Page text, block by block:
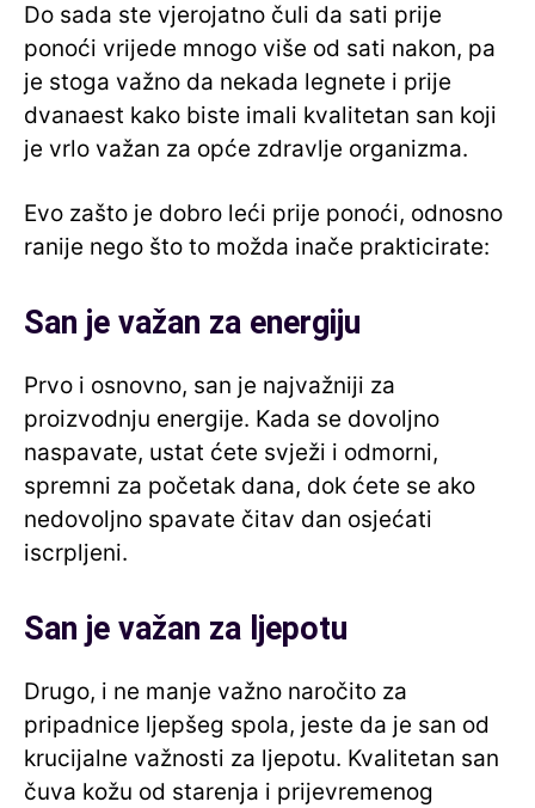
Do sada ste vjerojatno čuli da sati prije
ponoći vrijede mnogo više od sati nakon, pa
je stoga važno da nekada legnete i prije
dvanaest kako biste imali kvalitetan san koji
je vrlo važan za opće zdravlje organizma.
Evo zašto je dobro leći prije ponoći, odnosno
ranije nego što to možda inače prakticirate:
San je važan za energiju
Prvo i osnovno, san je najvažniji za
proizvodnju energije. Kada se dovoljno
naspavate, ustat ćete svježi i odmorni,
spremni za početak dana, dok ćete se ako
nedovoljno spavate čitav dan osjećati
iscrpljeni.
San je važan za ljepotu
Drugo, i ne manje važno naročito za
pripadnice ljepšeg spola, jeste da je san od
krucijalne važnosti za ljepotu. Kvalitetan san
čuva kožu od starenja i prijevremenog